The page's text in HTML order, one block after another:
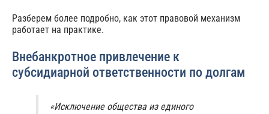
Разберем более подробно, как этот правовой механизм
работает на практике.
Внебанкротное привлечение к
субсидиарной ответственности по долгам
«Исключение общества из единого